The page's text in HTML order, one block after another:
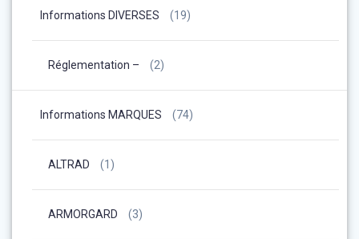
Informations DIVERSES (19)
Réglementation – (2)
Informations MARQUES (74)
ALTRAD (1)
ARMORGARD (3)